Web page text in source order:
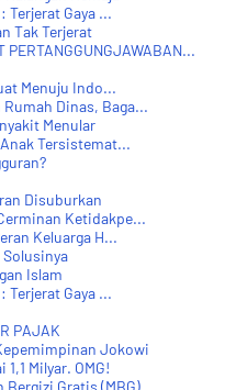
Terjerat Gaya ...
Tak Terjerat
PERTANGGUNGJAWABAN...
Menuju Indo...
Dinas, Baga...
Menular
Tersistemat...
Disuburkan
Ketidakpe...
Keluarga H...
Islam
Terjerat Gaya ...
PAJAK
Jokowi
Milyar. OMG!
Bergizi Gratis (MBG)